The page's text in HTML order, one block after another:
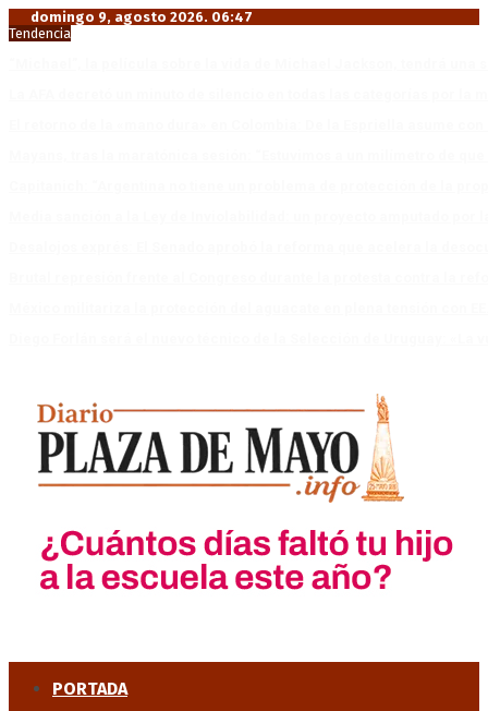
domingo 9, agosto 2026. 06:47
Tendencia
PORTADA